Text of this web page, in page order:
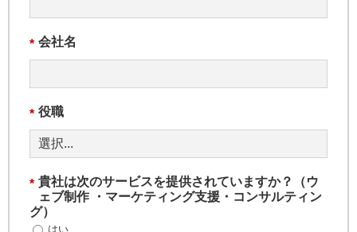
* 会社名
* 役職
* 貴社は次のサービスを提供されていますか？（ウ
ェブ制作 ・マーケティング支援・コンサルティン
グ）
はい